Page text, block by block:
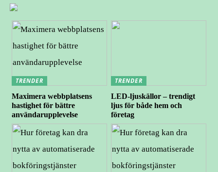
TRENDER
Maximera webbplatsens
hastighet för bättre
användarupplevelse
TRENDER
LED-ljuskällor – trendigt
ljus för både hem och
företag